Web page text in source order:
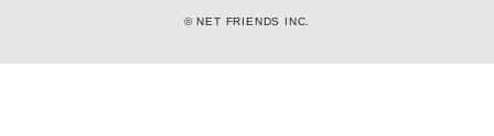
© NET FRIENDS INC.